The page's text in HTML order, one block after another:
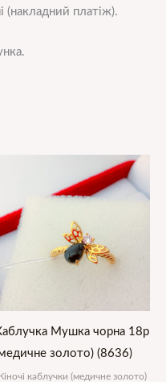
платіж).
Мушка чорна 18р
золото) (8636)
каблучки (медичне золото)